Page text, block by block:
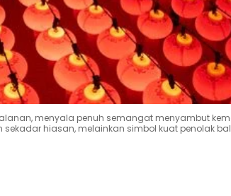
menyala penuh semangat menyambut
sekadar hiasan, melainkan simbol kuat penolak